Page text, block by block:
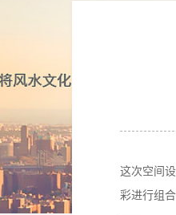
这次空间
彩进行组合